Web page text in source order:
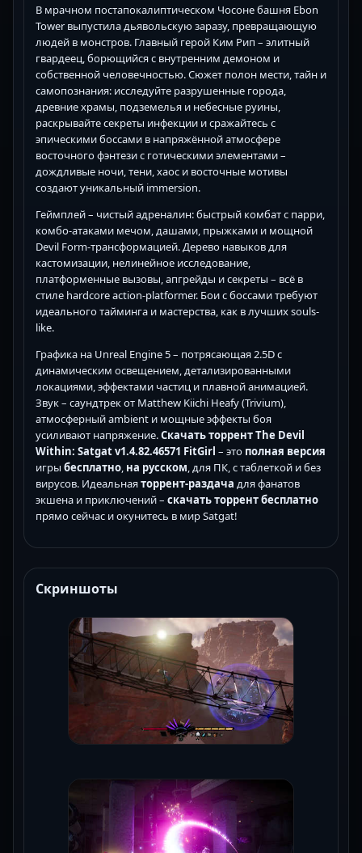
В мрачном постапокалиптическом Чосоне башня Ebon
Tower выпустила дьявольскую заразу, превращающую
людей в монстров. Главный герой Ким Рип – элитный
гвардеец, борющийся с внутренним демоном и
собственной человечностью. Сюжет полон мести, тайн и
самопознания: исследуйте разрушенные города,
древние храмы, подземелья и небесные руины,
раскрывайте секреты инфекции и сражайтесь с
эпическими боссами в напряжённой атмосфере
восточного фэнтези с готическими элементами –
дождливые ночи, тени, хаос и восточные мотивы
создают уникальный immersion.
Геймплей – чистый адреналин: быстрый комбат с парри,
комбо-атаками мечом, дашами, прыжками и мощной
Devil Form-трансформацией. Дерево навыков для
кастомизации, нелинейное исследование,
платформенные вызовы, апгрейды и секреты – всё в
стиле hardcore action-platformer. Бои с боссами требуют
идеального тайминга и мастерства, как в лучших souls-
like.
Графика на Unreal Engine 5 – потрясающая 2.5D с
динамическим освещением, детализированными
локациями, эффектами частиц и плавной анимацией.
Звук – саундтрек от Matthew Kiichi Heafy (Trivium),
атмосферный ambient и мощные эффекты боя
усиливают напряжение.Скачать торрент The Devil
Within: Satgat v1.4.82.46571 FitGirl – это полная версия
игры бесплатно, на русском, для ПК, с таблеткой и без
вирусов. Идеальнаяторрент-раздача для фанатов
экшена и приключений – скачать торрент бесплатно
прямо сейчас и окунитесь в мир Satgat!
Скриншоты